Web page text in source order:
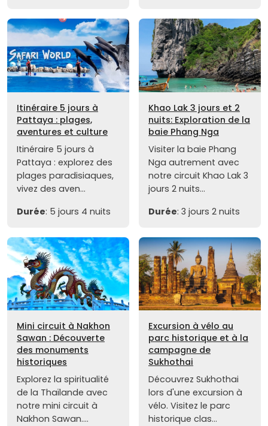
Itinéraire 5 jours à
Pattaya : plages,
aventures et culture
Itinéraire 5 jours à
Pattaya : explorez des
plages paradisiaques,
vivez des aven...
Durée: 5 jours 4 nuits
Khao Lak 3 jours et 2
nuits: Exploration de la
baie Phang Nga
Visiter la baie Phang
Nga autrement avec
notre circuit Khao Lak 3
jours 2 nuits...
Durée: 3 jours 2 nuits
Mini circuit à Nakhon
Sawan : Découverte
des monuments
historiques
Explorez la spiritualité
de la Thaïlande avec
notre mini circuit à
Nakhon Sawan....
Excursion à vélo au
parc historique et à la
campagne de
Sukhothai
Découvrez Sukhothai
lors d'une excursion à
vélo. Visitez le parc
historique clas...